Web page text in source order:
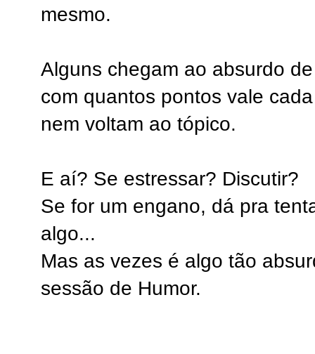
mesmo.
Alguns chegam ao absurdo
com quantos pontos vale
nem voltam ao tópico.
E aí? Se estressar? Discutir?
Se for um engano, dá pra
algo...
Mas as vezes é algo tão
sessão de Humor.